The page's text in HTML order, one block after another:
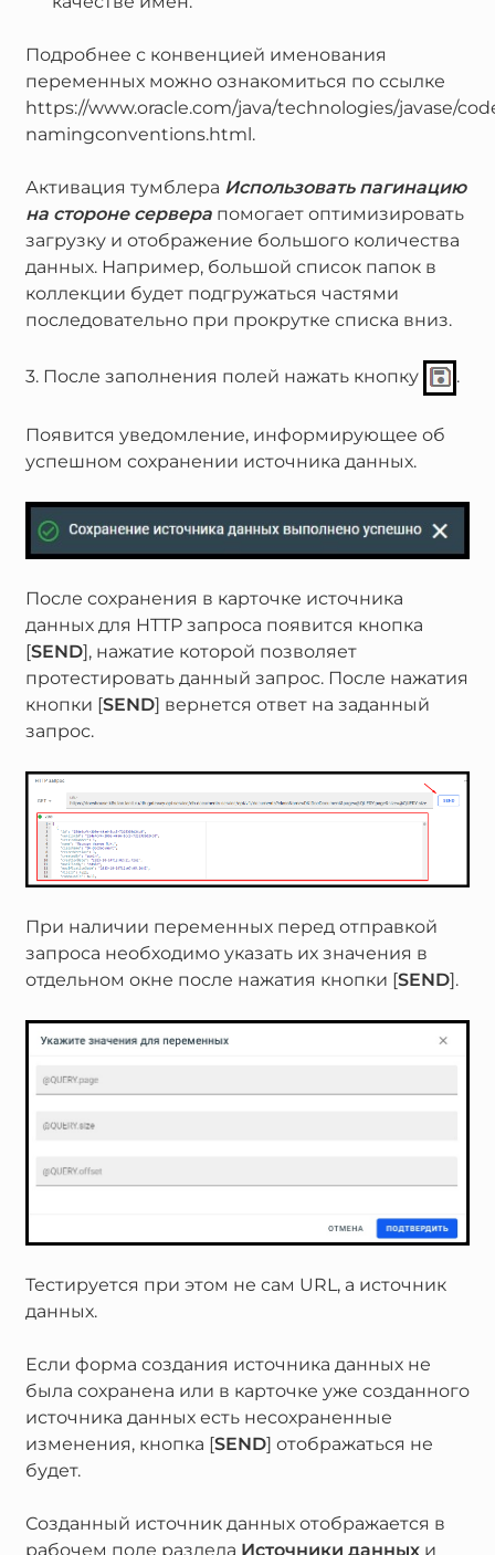
Подробнее с конвенцией именования
переменных можно ознакомиться по ссылке
https://www.oracle.com/java/technologies/javase/
namingconventions.html.
Активация тумблера Использовать пагинацию
на стороне серверапомогает оптимизировать
загрузку и отображение большого количества
данных. Например, большой список папок в
коллекции будет подгружаться частями
последовательно при прокрутке списка вниз.
3. После заполнения полей нажать кнопку .
Появится уведомление, информирующее об
успешном сохранении источника данных.
После сохранения в карточке источника
данных для HTTP запроса появится кнопка
[SEND], нажатие которой позволяет
протестировать данный запрос. После нажатия
кнопки [SEND] вернется ответ на заданный
запрос.
При наличии переменных перед отправкой
запроса необходимо указать их значения в
отдельном окне после нажатия кнопки [SEND].
Тестируется при этом не сам URL, а источник
данных.
Если форма создания источника данных не
была сохранена или в карточке уже созданного
источника данных есть несохраненные
изменения, кнопка [SEND] отображаться не
будет.
Созданный источник данных отображается в
рабочем поле раздела Источники данныхи